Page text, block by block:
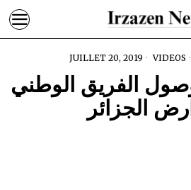
JUILLET 20, 2019 VIDEOS
الفريق الوطني
الجزائر